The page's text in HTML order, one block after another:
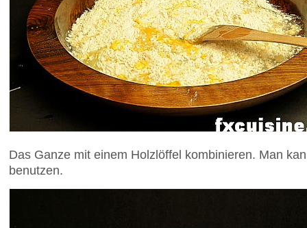
Das Ganze mit einem Holzlöffel kombinieren. Man
benutzen.